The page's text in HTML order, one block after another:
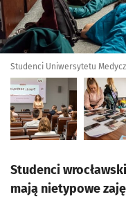
Studenci Uniwersytetu
Studenci
mają nietypowe